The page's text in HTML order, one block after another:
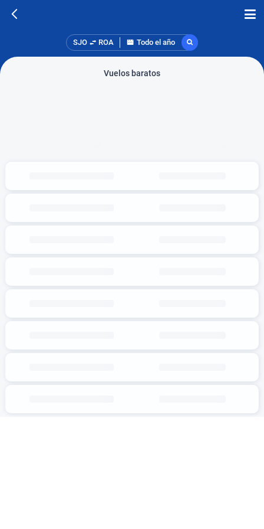
SJO ROA Todo el año
Vuelos baratos